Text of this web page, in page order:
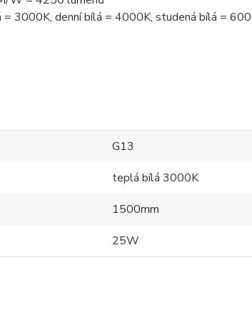
3000K, denní bílá = 4000K, studená bílá =
G13
teplá bílá 3000K
1500mm
25W